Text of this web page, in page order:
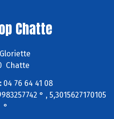
Chatte
Chatte
04 76 64 41 08
° , 5,3015627170105
°